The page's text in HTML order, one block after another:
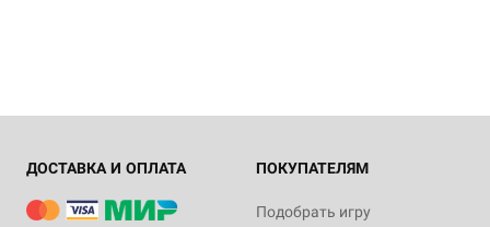
ДОСТАВКА И ОПЛАТА ПОКУПАТЕЛЯМ
Подобрать игру